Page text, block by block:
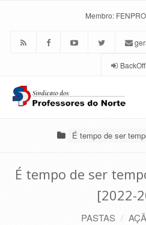
Membro:
É tempo de ser
É tempo de ser
[2022-
PASTAS